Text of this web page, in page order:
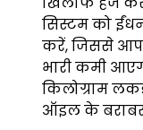
सिस्टम को
करें, जिससे
भारी कमी
किलोग्राम
ऑइल के